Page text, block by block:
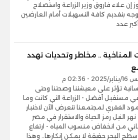
إن علاء فاروق وزير الزراعة واستصلاح
بتقديم كافة التسهيلات أمام العارضين
عدد
المناخية .. مخاطر وتحديات تهدد
- 02:36 م
تؤثر على معيشتنا وصحتنا وحتى
في مستقبل أفضل - الزراعة التي كانت وما
الفقري لمجتمعنا تتعرض الآن لاختبار
النيل رمز الحياة والاستقرار في مصر
من انخفاض منسوب المياه - ارتفاع
البحر حقيقة لا يمكن إنكارها.. وهذا